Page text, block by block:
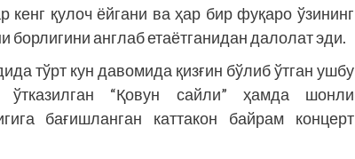
кенг қулоч ёйгани ва ҳар бир фуқаро ўзининг
борлигини англаб етаётганидан далолат эди.
тўрт кун давомида қизғин бўлиб ўтган ушбу
ўтказилган “Қовун сайли” ҳамда шонли
бағишланган каттакон байрам концерт